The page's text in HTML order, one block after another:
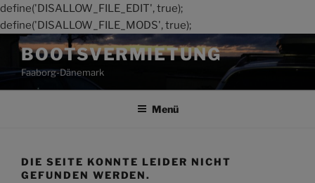
define('DISALLOW_FILE_EDIT', true);
define('DISALLOW_FILE_MODS', true);
Zum
Inhalt
springen
BOOTSVERMIETUNG
Faaborg-Dänemark
Menü
DIE SEITE KONNTE LEIDER NICHT
GEFUNDEN WERDEN.